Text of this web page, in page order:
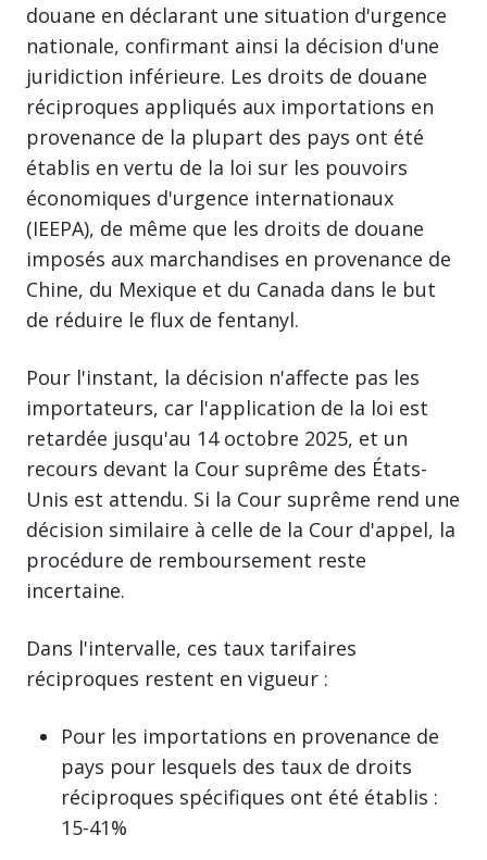
douane en déclarant une situation d'urgence
nationale, confirmant ainsi la décision d'une
juridiction inférieure. Les droits de douane
réciproques appliqués aux importations en
provenance de la plupart des pays ont été
établis en vertu de la loi sur les pouvoirs
économiques d'urgence internationaux
(IEEPA), de même que les droits de douane
imposés aux marchandises en provenance de
Chine, du Mexique et du Canada dans le but
de réduire le flux de fentanyl.
Pour l'instant, la décision n'affecte pas les
importateurs, car l'application de la loi est
retardée jusqu'au 14 octobre 2025, et un
recours devant la Cour suprême des États-
Unis est attendu. Si la Cour suprême rend une
décision similaire à celle de la Cour d'appel, la
procédure de remboursement reste
incertaine.
Dans l'intervalle, ces taux tarifaires
réciproques restent en vigueur :
Pour les importations en provenance de
pays pour lesquels des taux de droits
réciproques spécifiques ont été établis :
15-41%